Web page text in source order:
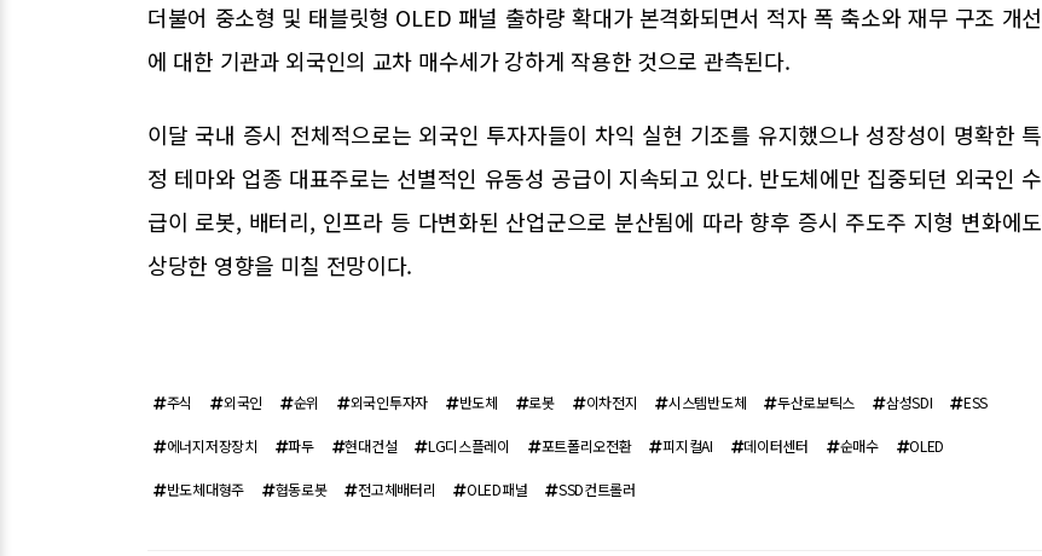
더불어 중소형 및 태블릿형 OLED 패널 출하량 확대가 본격화되면서 적자 폭 축소와 재무 구조 개선
에 대한 기관과 외국인의 교차 매수세가 강하게 작용한 것으로 관측된다.
이달 국내 증시 전체적으로는 외국인 투자자들이 차익 실현 기조를 유지했으나 성장성이 명확한 특
정 테마와 업종 대표주로는 선별적인 유동성 공급이 지속되고 있다. 반도체에만 집중되던 외국인 수
급이 로봇, 배터리, 인프라 등 다변화된 산업군으로 분산됨에 따라 향후 증시 주도주 지형 변화에도
상당한 영향을 미칠 전망이다.
주식 외국인 순위 외국인투자자 반도체 로봇 이차전지 시스템반도체 두산로보틱스 삼성SDI ESS
에너지저장장치 파두 현대건설 LG디스플레이 포트폴리오전환 피지컬AI 데이터센터 순매수 OLED
반도체대형주 협동로봇 전고체배터리 OLED패널 SSD컨트롤러